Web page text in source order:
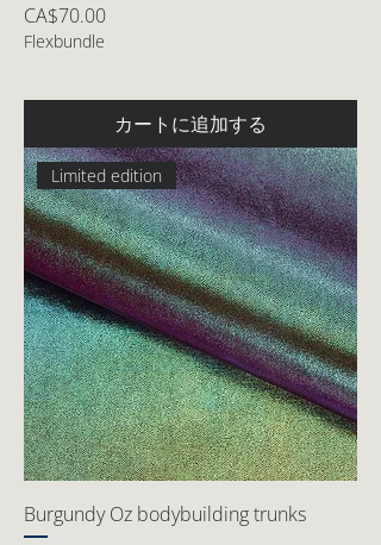
価格
CA$70.00
Flexbundle
カートに追加する
Limited edition
Burgundy Oz bodybuilding trunks